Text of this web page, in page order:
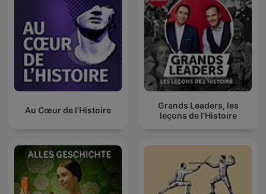
Au Cœur de l'Histoire
Grands Leaders, les
leçons de l'Histoire